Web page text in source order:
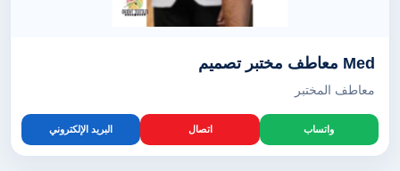
Med معاطف مختبر تصميم
معاطف المختبر
واتساب اتصال البريد الإلكتروني